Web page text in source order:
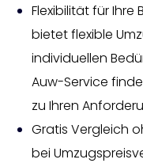
Flexibilität für Ihre
bietet flexible
individuellen
Auw-Service
zu Ihren
Gratis Vergleich
bei